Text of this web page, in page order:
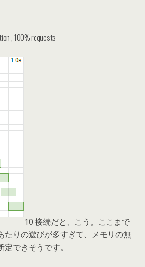
, 100% requests
10 接続だと、こう。ここまで
たりの遊びが多すぎて、メモリの無
できそうです。